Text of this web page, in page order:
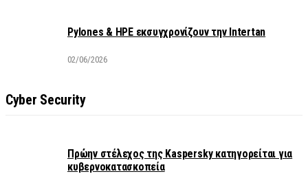
Pylones & HPE εκσυγχρονίζουν την Intertan
02/06/2026
Cyber Security
Πρώην στέλεχος της Kaspersky κατηγορείται για
κυβερνοκατασκοπεία